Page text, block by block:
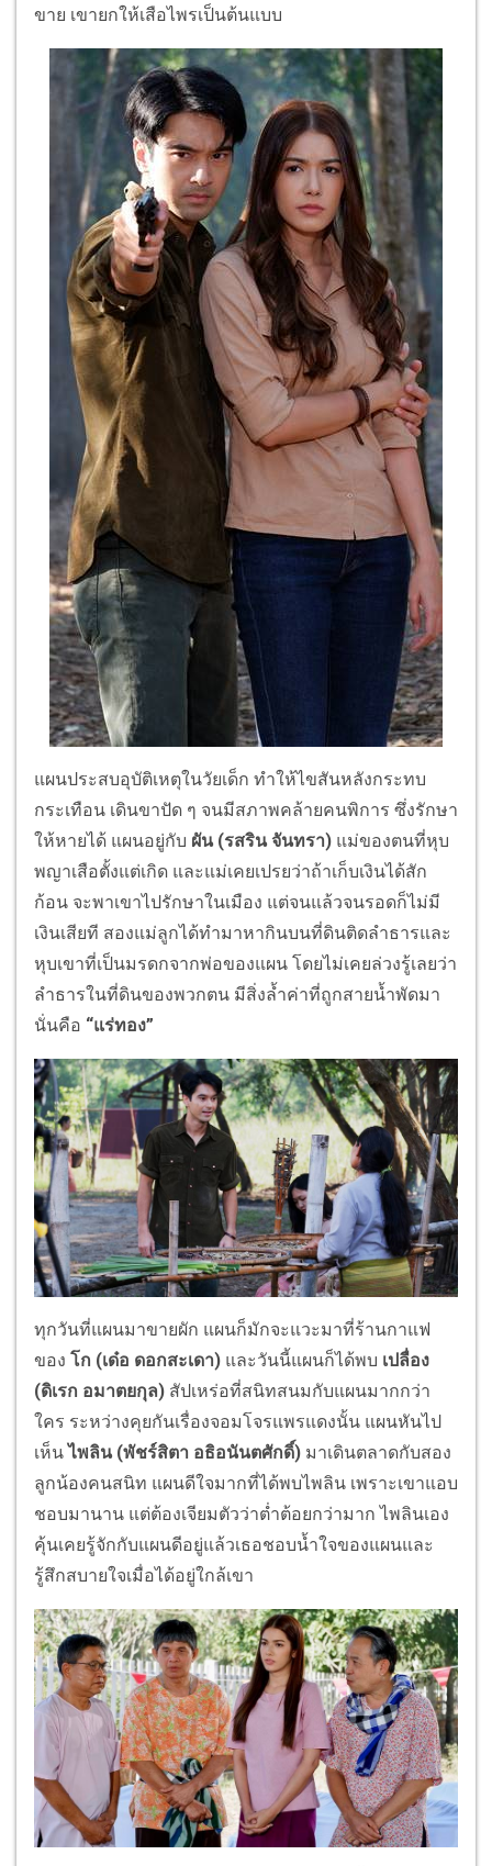
ขาย เขายกให้เสือไพรเป็นต้นแบบ
แผนประสบอุบัติเหตุในวัยเด็ก ทำให้ไขสันหลังกระทบ
กระเทือน เดินขาปัด ๆ จนมีสภาพคล้ายคนพิการ ซึ่งรักษา
ให้หายได้ แผนอยู่กับ ผัน (รสริน จันทรา) แม่ของตนที่หุบ
พญาเสือตั้งแต่เกิด และแม่เคยเปรยว่าถ้าเก็บเงินได้สัก
ก้อน จะพาเขาไปรักษาในเมือง แต่จนแล้วจนรอดก็ไม่มี
เงินเสียที สองแม่ลูกได้ทำมาหากินบนที่ดินติดลำธารและ
หุบเขาที่เป็นมรดกจากพ่อของแผน โดยไม่เคยล่วงรู้เลยว่า
ลำธารในที่ดินของพวกตน มีสิ่งล้ำค่าที่ถูกสายน้ำพัดมา
นั่นคือ “แร่ทอง”
ทุกวันที่แผนมาขายผัก แผนก็มักจะแวะมาที่ร้านกาแฟ
ของ โก (เด๋อ ดอกสะเดา) และวันนี้แผนก็ได้พบ เปลื่อง
(ดิเรก อมาตยกุล) สัปเหร่อที่สนิทสนมกับแผนมากกว่า
ใคร ระหว่างคุยกันเรื่องจอมโจรแพรแดงนั้น แผนหันไป
เห็นไพลิน (พัชร์สิตา อธิอนันตศักดิ์) มาเดินตลาดกับสอง
ลูกน้องคนสนิท แผนดีใจมากที่ได้พบไพลิน เพราะเขาแอบ
ชอบมานาน แต่ต้องเจียมตัวว่าต่ำต้อยกว่ามาก ไพลินเอง
คุ้นเคยรู้จักกับแผนดีอยู่แล้วเธอชอบน้ำใจของแผนและ
รู้สึกสบายใจเมื่อได้อยู่ใกล้เขา